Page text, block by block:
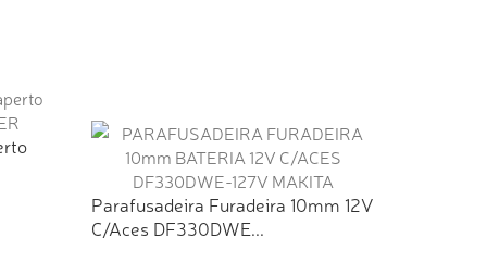
Parafusadeira Furadeira 10mm 12V
C/Aces DF330DWE...